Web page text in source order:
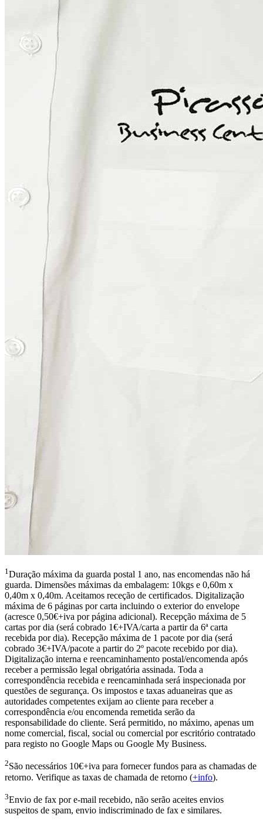
1Duração máxima da guarda postal 1 ano, nas encomendas não há
guarda. Dimensões máximas da embalagem: 10kgs e 0,60m x
0,40m x 0,40m. Aceitamos receção de certificados. Digitalização
máxima de 6 páginas por carta incluindo o exterior do envelope
(acresce 0,50€+iva por página adicional). Recepção máxima de 5
cartas por dia (será cobrado 1€+IVA/carta a partir da 6ª carta
recebida por dia). Recepção máxima de 1 pacote por dia (será
cobrado 3€+IVA/pacote a partir do 2º pacote recebido por dia).
Digitalização interna e reencaminhamento postal/encomenda após
receber a permissão legal obrigatória assinada. Toda a
correspondência recebida e reencaminhada será inspecionada por
questões de segurança. Os impostos e taxas aduaneiras que as
autoridades competentes exijam ao cliente para receber a
correspondência e/ou encomenda remetida serão da
responsabilidade do cliente. Será permitido, no máximo, apenas um
nome comercial, fiscal, social ou comercial por escritório contratado
para registo no Google Maps ou Google My Business.
2São necessários 10€+iva para fornecer fundos para as chamadas de
retorno. Verifique as taxas de chamada de retorno (+info).
3Envio de fax por e-mail recebido, não serão aceites envios
suspeitos de spam, envio indiscriminado de fax e similares.